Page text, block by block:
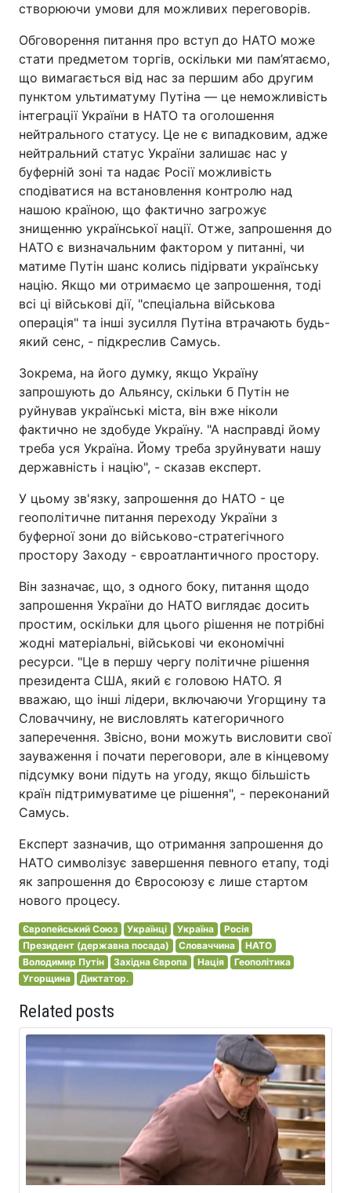
створюючи умови для можливих переговорів.
Обговорення питання про вступ до НАТО може
стати предметом торгів, оскільки ми пам’ятаємо,
що вимагається від нас за першим або другим
пунктом ультиматуму Путіна — це неможливість
інтеграції України в НАТО та оголошення
нейтрального статусу. Це не є випадковим, адже
нейтральний статус України залишає нас у
буферній зоні та надає Росії можливість
сподіватися на встановлення контролю над
нашою країною, що фактично загрожує
знищенню української нації. Отже, запрошення до
НАТО є визначальним фактором у питанні, чи
матиме Путін шанс колись підірвати українську
націю. Якщо ми отримаємо це запрошення, тоді
всі ці військові дії, "спеціальна військова
операція" та інші зусилля Путіна втрачають будь-
який сенс, - підкреслив Самусь.
Зокрема, на його думку, якщо Україну
запрошують до Альянсу, скільки б Путін не
руйнував українські міста, він вже ніколи
фактично не здобуде Україну. "А насправді йому
треба уся Україна. Йому треба зруйнувати нашу
державність і націю", - сказав експерт.
У цьому зв'язку, запрошення до НАТО - це
геополітичне питання переходу України з
буферної зони до військово-стратегічного
простору Заходу - євроатлантичного простору.
Він зазначає, що, з одного боку, питання щодо
запрошення України до НАТО виглядає досить
простим, оскільки для цього рішення не потрібні
жодні матеріальні, військові чи економічні
ресурси. "Це в першу чергу політичне рішення
президента США, який є головою НАТО. Я
вважаю, що інші лідери, включаючи Угорщину та
Словаччину, не висловлять категоричного
заперечення. Звісно, вони можуть висловити свої
зауваження і почати переговори, але в кінцевому
підсумку вони підуть на угоду, якщо більшість
країн підтримуватиме це рішення", - переконаний
Самусь.
Експерт зазначив, що отримання запрошення до
НАТО символізує завершення певного етапу, тоді
як запрошення до Євросоюзу є лише стартом
нового процесу.
Європейський Союз Українці Україна
Росія
Президент (державна посада)
Словаччина
НАТО
Володимир Путін
Західна Європа Нація
Геополітика
Угорщина
Диктатор.
Related posts